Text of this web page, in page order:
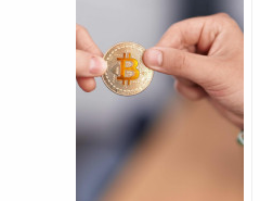
поведения на нём.
Петербургские
криптообменники,
московские